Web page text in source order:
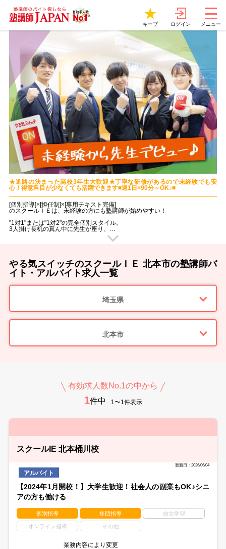
キープ ログイン メニュー
★進路の決まった高校3年生大歓迎★丁寧な研修があるので未経験でも安
心！得意科目が少なくても活躍できます■週1日×90分～OK♪■
[個別指導]×[担任制]×[専用テキスト完備]
のスクールＩＥは、未経験の方にも塾講師が始めやすい！
"1対1"または"1対2"の完全個別スタイル。
3人掛け長机の真ん中に先生が座り、
生徒のすぐ隣で勉強を教えていただきます。
「今の言い方だと伝わらなかったかな？」
「困った表情をしているからもう少し補足が必要かな？」
子どもたちのすぐ近くにいるからこそ、
ちょっとした変化にも気づけて教えやすいのです。
その瞬間を見られるのは個別指導ならではのヤリガイです。
・手洗いやアルコール消毒の徹底
・教室内の消毒（教室内や備品など毎日の消毒を徹底しています）
スクールIEでのバイトのこと、研修のこと、就職活動のことなど…
何でも先輩講師に相談できる環境です！
新しい先生を明るく迎えてくれるメンバーが待っています♪
スクールIEにはオリジナルのテキストがあり、
授業をスムーズに進められます。
■ 勤務スタート日は相談OK！ ■
学校のカリキュラムが決まって落ち着いてから…
スキマ時間を使いたい週1日勤務や
しっかり働きたい週5日勤務もOKです☆
やる気スイッチのスクールＩＥ 北本市の塾講師バ
イト・アルバイト求人一覧
埼玉県
北本市
有効求人数No.1の中から
1件中 1〜1件表示
スクールIE 北本桶川校
更新日：2026/06/04
アルバイト
【2024年1月開校！】大学生歓迎！社会人の副業もOK♪シニ
アの方も働ける
個別指導 集団指導 自立学習
オンライン指導 その他
業務内容により変更